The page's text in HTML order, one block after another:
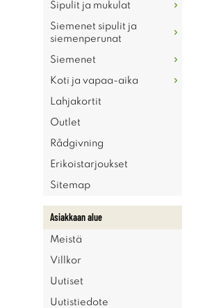
Sipulit ja mukulat
Siemenet sipulit ja
siemenperunat
Siemenet
Koti ja vapaa-aika
Lahjakortit
Outlet
Rådgivning
Erikoistarjoukset
Sitemap
Asiakkaan alue
Meistä
Villkor
Uutiset
Uutistiedote